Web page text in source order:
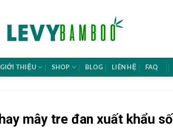
THIỆU SHOP BLOG LIÊN HỆ FAQ
mây tre đan xuất khẩu số